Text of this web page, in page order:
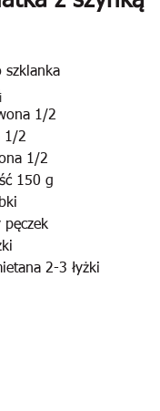
szklanka
1/2
1/2
1/2
150 g
pęczek
2-3 łyżki